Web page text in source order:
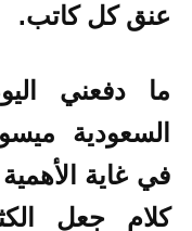
عنق كل كاتب.
ما دفعني
السعودية
في غاية
كلام جعل